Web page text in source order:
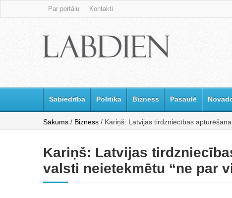
Par portālu Kontakti
Sabiedrība Politika Bizness Pasaulē
Sākums / Bizness / Kariņš: Latvijas tirdzniecības
Kariņš: Latvijas
valsti neietekmētu “ne par